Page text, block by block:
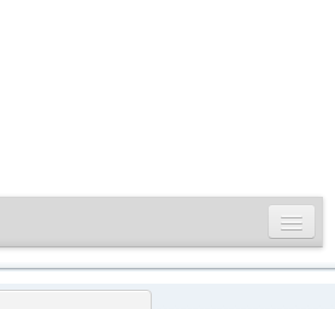
CARTE DE FRANCE